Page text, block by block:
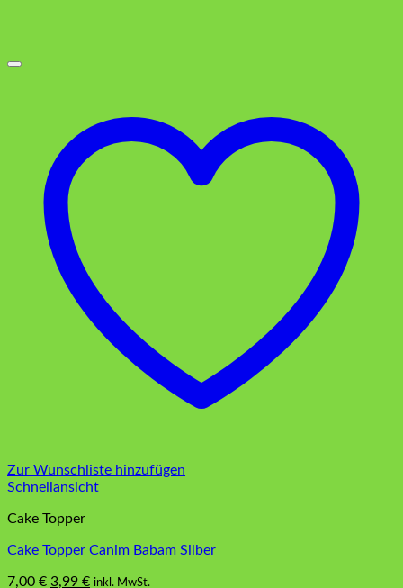
Zur Wunschliste hinzufügen
Schnellansicht
Cake Topper
Cake Topper Canim Babam Silber
7,00€ Ursprünglicher
3,99 €Aktueller
inkl. MwSt.